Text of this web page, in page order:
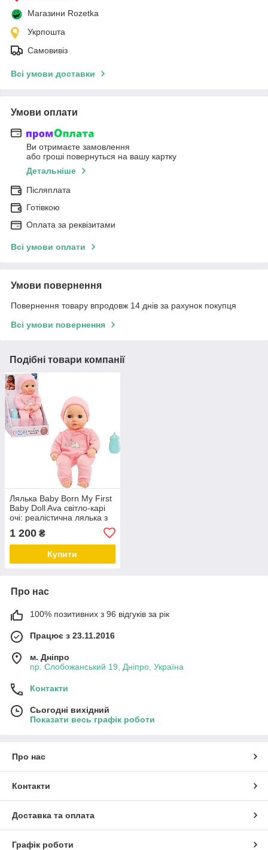
Магазини Rozetka
Укрпошта
Самовивіз
Всі умови доставки
Умови оплати
Ви отримаєте замовлення
або гроші повернуться на вашу картку
Детальніше
Післяплата
Готівкою
Оплата за реквізитами
Всі умови оплати
Умови повернення
Повернення товару впродовж 14 днів за рахунок покупця
Всі умови повернення
Подібні товари компанії
Лялька Baby Born My First
Baby Doll Ava світло-карі
очі: реалістична лялька з
1 200 ₴
Купити
Про нас
100% позитивних з 96 відгуків за рік
Працює з 23.11.2016
м. Дніпро
пр. Слобожанський 19, Дніпро, Україна
Контакти
Сьогодні вихідний
Показати весь графік роботи
Про нас
Контакти
Доставка та оплата
Графік роботи